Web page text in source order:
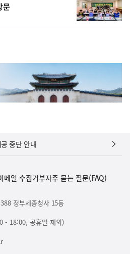
문
중단 안내
메일 수집거부자주 묻는 질문(FAQ)
정부세종청사 15동
- 18:00, 공휴일 제외)